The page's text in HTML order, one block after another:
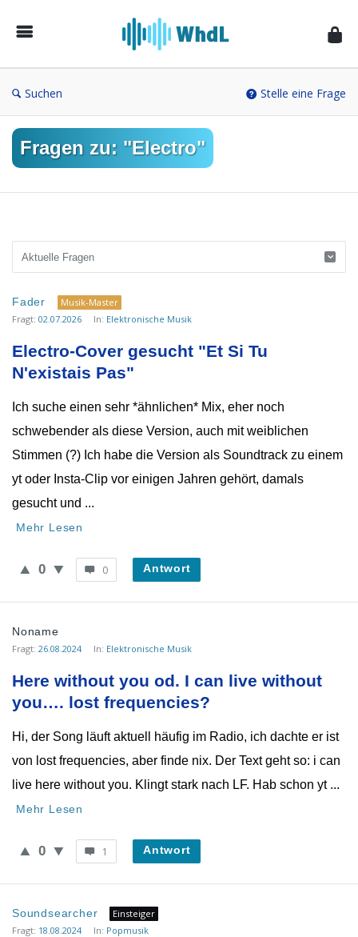
von
Suchen Stelle eine Frage
Fragen zu: "Electro"
Musikforum
von
WieheisstdasLied.de
Neueste
Fader
Musik-Master
Fragt: 02.07.2026 In: Elektronische Musik
Electro-Cover gesucht "Et Si Tu
N'existais Pas"
Ich suche einen sehr *ähnlichen* Mix, eher noch
schwebender als diese Version, auch mit weiblichen
Stimmen (?) Ich habe die Version als Soundtrack zu einem
yt oder Insta-Clip vor einigen Jahren gehört, damals
gesucht und ...
Mehr Lesen
0 0 Antwort
Noname
Fragt: 26.08.2024 In: Elektronische Musik
Here without you od. I can live without
you…. lost frequencies?
Hi, der Song läuft aktuell häufig im Radio, ich dachte er ist
von lost frequencies, aber finde nix. Der Text geht so: i can
live here without you. Klingt stark nach LF. Hab schon yt ...
Mehr Lesen
0 1 Antwort
Soundsearcher
Einsteiger
Fragt: 18.08.2024 In: Popmusik